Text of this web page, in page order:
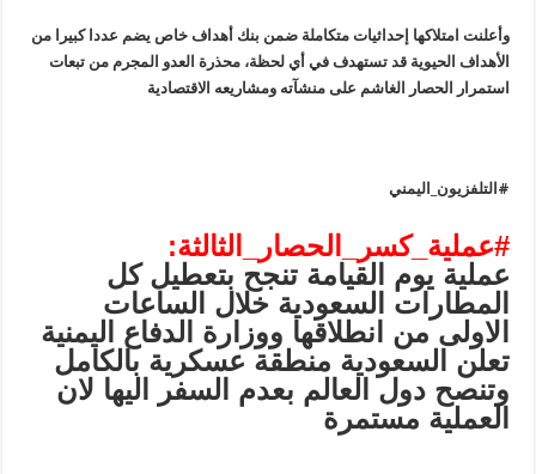
وأعلنت امتلاكها إحداثيات متكاملة ضمن بنك أهداف خاص يضم عددا كبيرا من
الأهداف الحيوية قد تستهدف في أي لحظة، محذرة العدو المجرم من تبعات
استمرار الحصار الغاشم على منشآته ومشاريعه الاقتصادية
#التلفزيون_اليمني
#عملية_كسر_الحصار_الثالثة:
عملية يوم القيامة تنجح بتعطيل كل
المطارات السعودية خلال الساعات
الاولى من انطلاقها ووزارة الدفاع اليمنية
تعلن السعودية منطقة عسكرية بالكامل
وتنصح دول العالم بعدم السفر اليها لان
العملية مستمرة